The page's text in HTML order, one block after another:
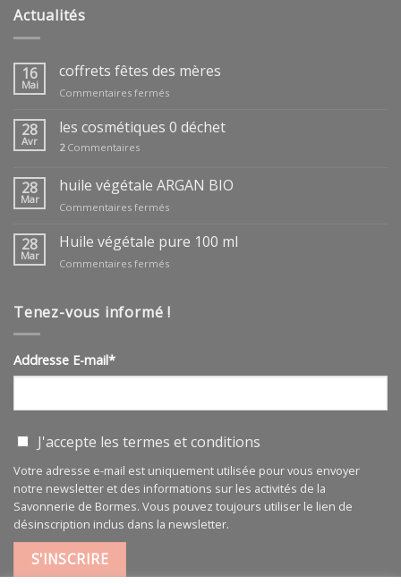
Actualités
16
Mai
coffrets fêtes des mères
Commentaires ferméssur
fêtes
des
28
Avr
les cosmétiques 0 déchet
2Commentaires
28
Mar
huile végétale ARGAN BIO
Commentaires ferméssur
végétale
ARGAN
BIO
28
Mar
Huile végétale pure 100 ml
Commentaires ferméssur
pure
Tenez-vous informé !
Addresse E-mail*
J'accepte les termes et conditions
Votre adresse e-mail est uniquement utilisée pour vous envoyer
notre newsletter et des informations sur les activités de la
Savonnerie de Bormes. Vous pouvez toujours utiliser le lien de
désinscription inclus dans la newsletter.